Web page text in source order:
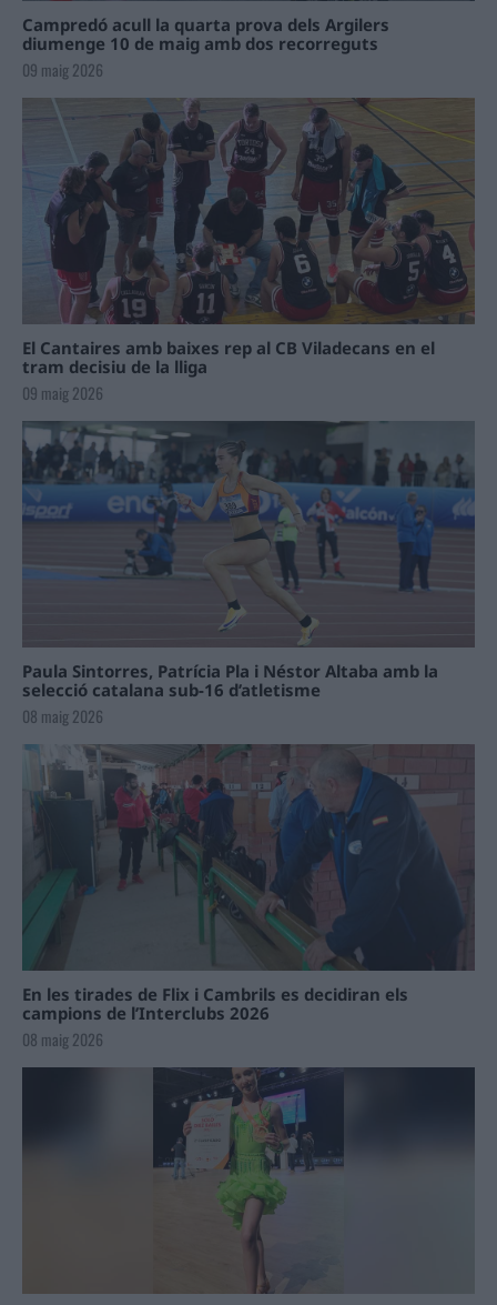
Campredó acull la quarta prova dels Argilers
diumenge 10 de maig amb dos recorreguts
09 maig 2026
El Cantaires amb baixes rep al CB Viladecans en el
tram decisiu de la lliga
09 maig 2026
Paula Sintorres, Patrícia Pla i Néstor Altaba amb la
selecció catalana sub-16 d’atletisme
08 maig 2026
En les tirades de Flix i Cambrils es decidiran els
campions de l’Interclubs 2026
08 maig 2026